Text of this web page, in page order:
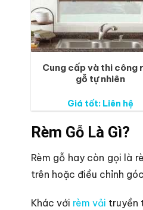
Cung cấp và thi công
gỗ tự nhiên
Giá tốt: Liên hệ
Rèm Gỗ Là Gì?
Rèm gỗ hay còn gọi là
trên hoặc điều chỉnh
Khác với rèm vải truyền